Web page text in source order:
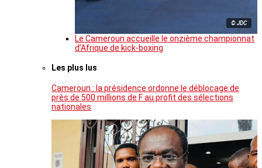
© JDC
Le Cameroun accueille le onzième championnat
d’Afrique de kick-boxing
Les plus lus
Cameroun : la présidence ordonne le déblocage de
près de 500 millions de F au profit des sélections
nationales